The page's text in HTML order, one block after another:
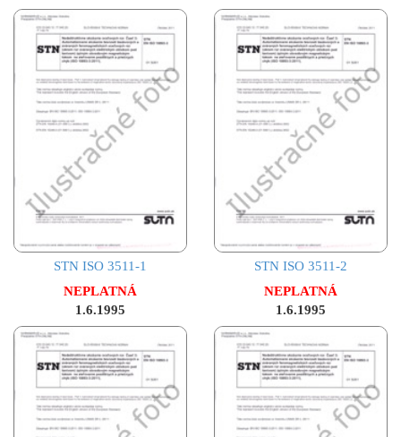
STN ISO 3511-1
NEPLATNÁ
1.6.1995
STN ISO 3511-2
NEPLATNÁ
1.6.1995